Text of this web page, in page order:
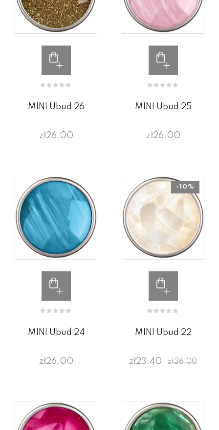
MINI Ubud 26
zł26.00
MINI Ubud 25
zł26.00
MINI Ubud 24
zł26.00
-10%
MINI Ubud 22
zł23.40 zł26.00